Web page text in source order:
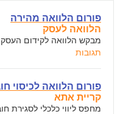
פורום הלוואה מהירה
הלוואה לעסק
מבקש הלוואה לקידום העסק
תגובות
פורום הלוואה לכיסוי
קריית אתא
מחפס ליווי כלכלי לסגירת